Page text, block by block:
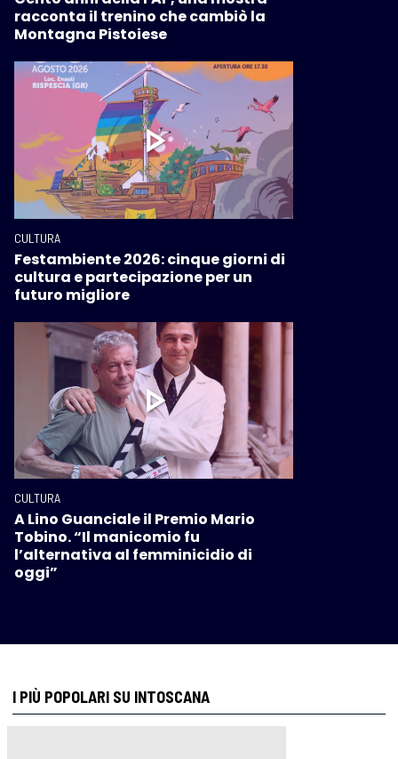
racconta il trenino che cambiò la
Montagna Pistoiese
CULTURA
Festambiente 2026: cinque giorni di
cultura e partecipazione per un
futuro migliore
CULTURA
A Lino Guanciale il Premio Mario
Tobino. “Il manicomio fu
l’alternativa al femminicidio di
oggi”
I PIÙ POPOLARI SU INTOSCANA